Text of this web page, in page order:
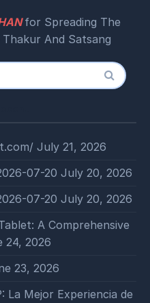
for Spreading The
And Satsang
July 21, 2026
07-20 July 20, 2026
07-20 July 20, 2026
A Comprehensive
24, 2026
23, 2026
La Mejor Experiencia de